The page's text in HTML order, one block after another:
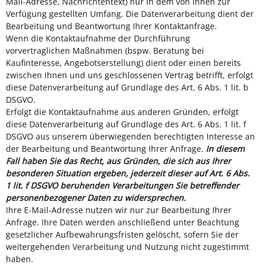
Verfügung gestellten Umfang. Die Datenverarbeitung dient der
Bearbeitung und Beantwortung Ihrer Kontaktanfrage.
Wenn die Kontaktaufnahme der Durchführung
vorvertraglichen Maßnahmen (bspw. Beratung bei
Kaufinteresse, Angebotserstellung) dient oder einen bereits
zwischen Ihnen und uns geschlossenen Vertrag betrifft, erfolgt
diese Datenverarbeitung auf Grundlage des Art. 6 Abs. 1 lit. b
DSGVO.
Erfolgt die Kontaktaufnahme aus anderen Gründen, erfolgt
diese Datenverarbeitung auf Grundlage des Art. 6 Abs. 1 lit. f
DSGVO aus unserem überwiegenden berechtigten Interesse an
der Bearbeitung und Beantwortung Ihrer Anfrage. In diesem
Fall haben Sie das Recht, aus Gründen, die sich aus Ihrer
besonderen Situation ergeben, jederzeit dieser auf Art. 6 Abs.
1 lit. f DSGVO beruhenden Verarbeitungen Sie betreffender
personenbezogener Daten zu widersprechen.
Ihre E-Mail-Adresse nutzen wir nur zur Bearbeitung Ihrer
Anfrage. Ihre Daten werden anschließend unter Beachtung
gesetzlicher Aufbewahrungsfristen gelöscht, sofern Sie der
weitergehenden Verarbeitung und Nutzung nicht zugestimmt
haben.